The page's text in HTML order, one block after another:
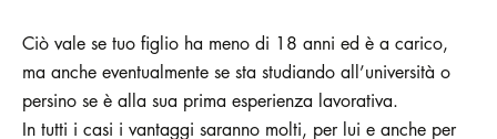
Ciò vale se tuo figlio ha meno di 18 anni ed è a carico,
ma anche eventualmente se sta studiando all’università o
persino se è alla sua prima esperienza lavorativa.
In tutti i casi i vantaggi saranno molti, per lui e anche per